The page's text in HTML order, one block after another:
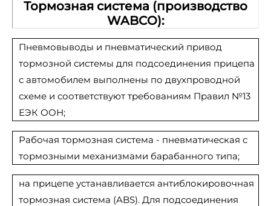
Тормозная система (производство
WABCO):
Пневмовыводы и пневматический привод
тормозной системы для подсоединения прицепа
с автомобилем выполнены по двухпроводной
схеме и соответствуют требованиям Правил №13
ЕЭК ООН;
Рабочая тормозная система - пневматическая с
тормозными механизмами барабанного типа;
на прицепе устанавливается антиблокировочная
тормозная система (ABS). Для подсоединения